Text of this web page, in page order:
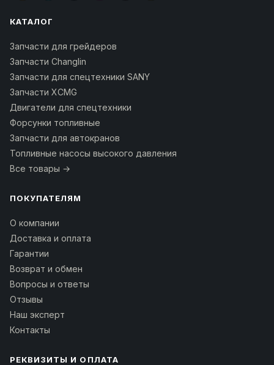
КАТАЛОГ
Запчасти для грейдеров
Запчасти Changlin
Запчасти для спецтехники SANY
Запчасти XCMG
Двигатели для спецтехники
Форсунки топливные
Запчасти для автокранов
Топливные насосы высокого давления
Все товары →
ПОКУПАТЕЛЯМ
О компании
Доставка и оплата
Гарантии
Возврат и обмен
Вопросы и ответы
Отзывы
Наш эксперт
Контакты
РЕКВИЗИТЫ И ОПЛАТА